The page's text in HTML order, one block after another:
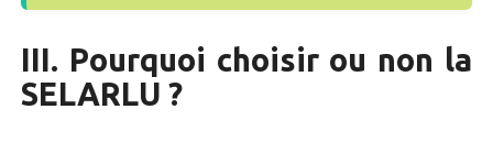
III. Pourquoi choisir ou non la
SELARLU ?